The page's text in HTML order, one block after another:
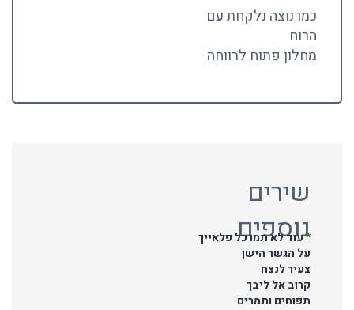
כמו נוצה נלקחת עם
הרוח
מחלון פתוח לרווחה
שירים
נוספים
*עוד לא תמו כל פלאייך
על הגשר הישן
צעיר לנצח
קרוב אל ליבך
תפוחים ותמרים